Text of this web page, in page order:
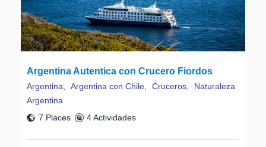
Argentina Autentica con Crucero Fiordos
Argentina Argentina con Chile Cruceros
Naturaleza
Argentina
7 Places
4 Actividades